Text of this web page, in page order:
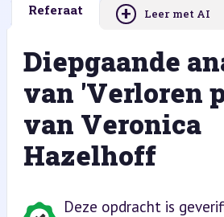
Referaat + Leer met AI
Diepgaande
van 'Verloren
van Veronica
Hazelhoff
Deze opdracht is